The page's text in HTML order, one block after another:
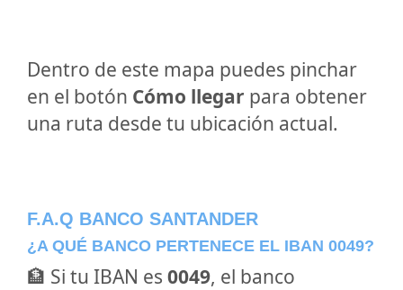
Dentro de este mapa puedes pinchar
en el botón Cómo llegar para obtener
una ruta desde tu ubicación actual.
F.A.Q BANCO SANTANDER
¿A QUÉ BANCO PERTENECE EL IBAN 0049?
🏦 Si tu IBAN es 0049, el banco